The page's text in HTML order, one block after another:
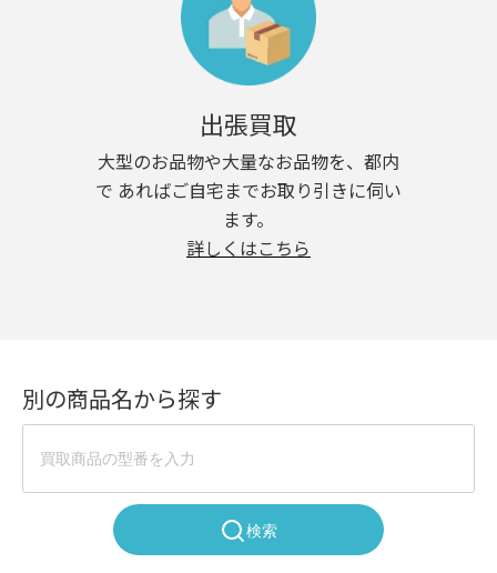
出張買取
大型のお品物や大量なお品物を、都内
で あればご自宅までお取り引きに伺い
ます。
詳しくはこちら
別の商品名から探す
検索